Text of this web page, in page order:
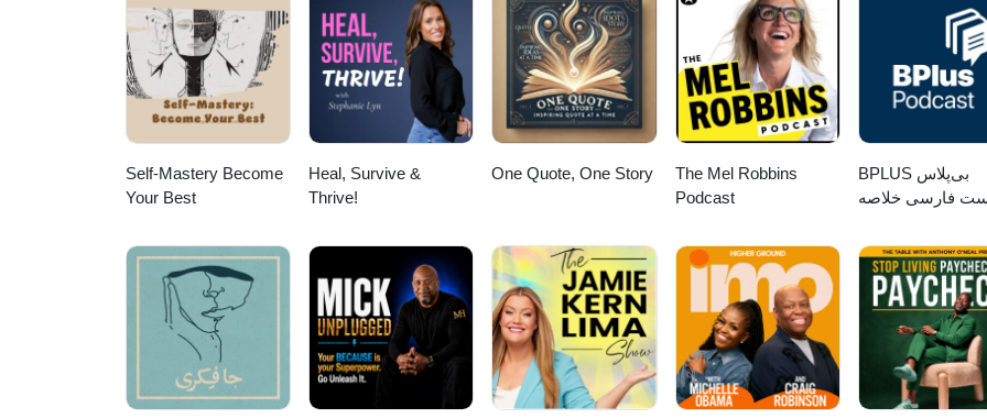
Self-Mastery Become
Your Best
Heal, Survive &
Thrive!
One Quote, One Story
The Mel Robbins
Podcast
‌BPLUS بی‌پلاس
فارسی خلاصه